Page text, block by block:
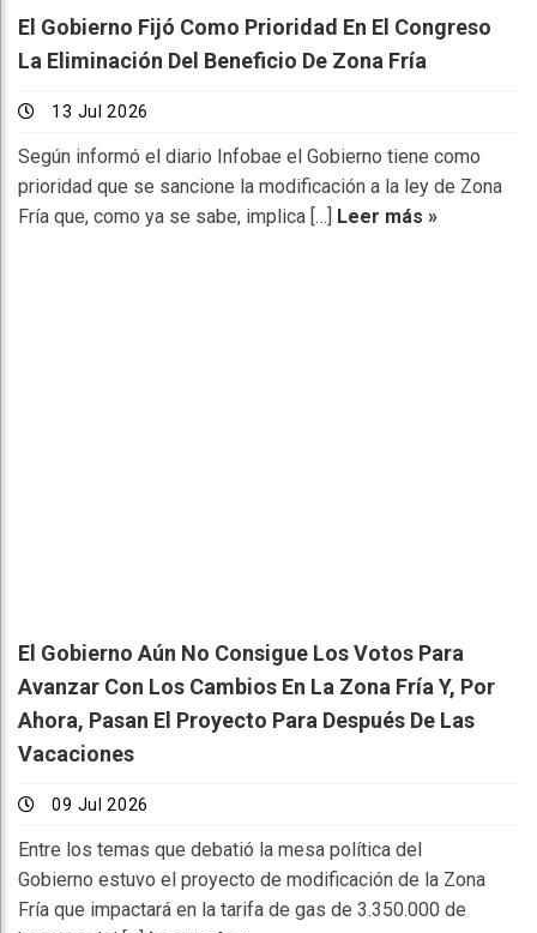
El Gobierno Fijó Como Prioridad En El Congreso
La Eliminación Del Beneficio De Zona Fría
13 Jul 2026
Según informó el diario Infobae el Gobierno tiene como
prioridad que se sancione la modificación a la ley de Zona
Fría que, como ya se sabe, implica […] Leer más »
El Gobierno Aún No Consigue Los Votos Para
Avanzar Con Los Cambios En La Zona Fría Y, Por
Ahora, Pasan El Proyecto Para Después De Las
Vacaciones
09 Jul 2026
Entre los temas que debatió la mesa política del
Gobierno estuvo el proyecto de modificación de la Zona
Fría que impactará en la tarifa de gas de 3.350.000 de